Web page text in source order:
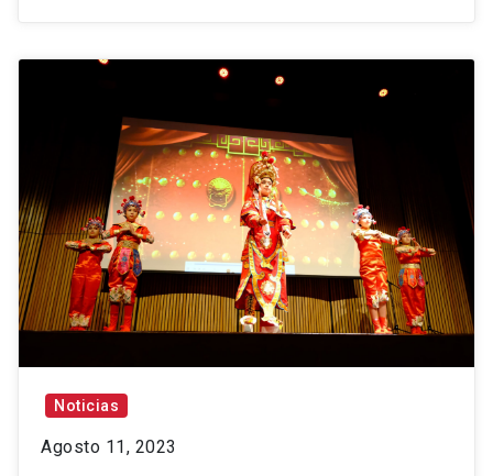
Noticias
Agosto 11, 2023